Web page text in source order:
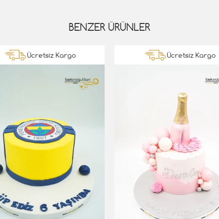
BENZER ÜRÜNLER
Ücretsiz Kargo Ücretsiz Kargo